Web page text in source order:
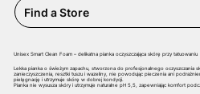
Find a Store
Unisex Smart Clean Foam – delikatna pianka oczyszczająca skórę przy tatuowaniu
Lekka pianka o świeżym zapachu, stworzona do profesjonalnego oczyszczania
zanieczyszczenia, resztki tuszu i wazeliny, nie powodując pieczenia ani
pielęgnację i utrzymuje skórę w dobrej kondycji.
Pianka nie wysusza skóry i utrzymuje naturalne pH 5,5, zapewniając komfort